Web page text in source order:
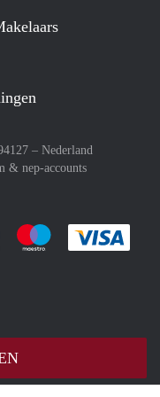
– Nederland
& nep-accounts
af met Paypal
Je rekent gemakkelijk af met
Je rekent